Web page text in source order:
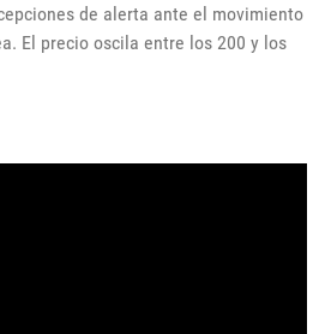
de alerta ante el movimiento
El precio oscila entre los 200 y los